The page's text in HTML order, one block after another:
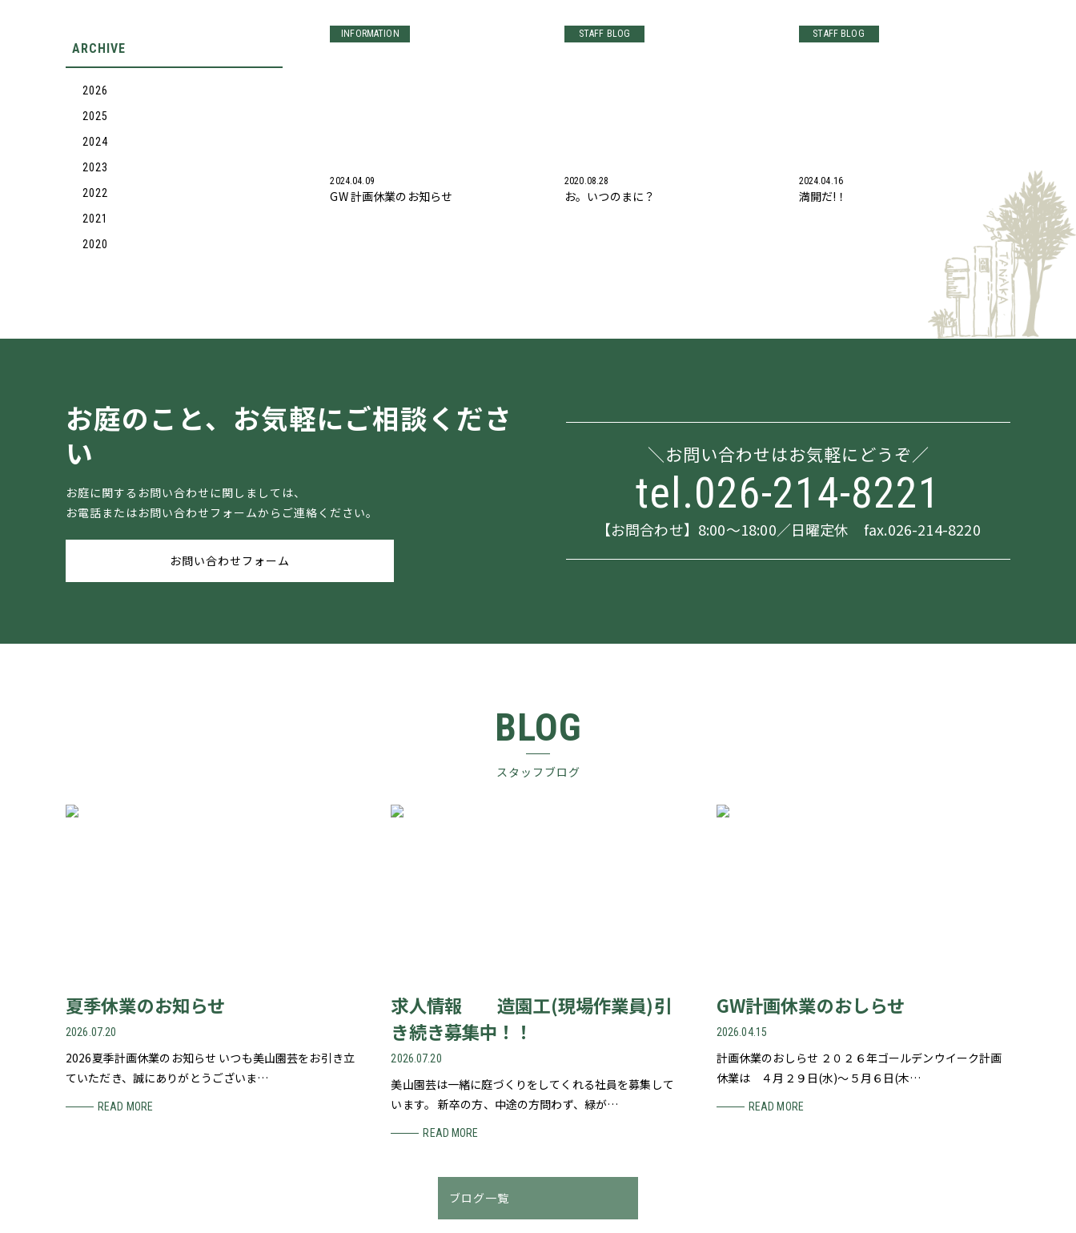
INFORMATION
2024.04.09
GW 計画休業のお知らせ
STAFF BLOG
2020.08.28
お。いつのまに？
STAFF BLOG
2024.04.16
満開だ!！
ARCHIVE
2026
2025
2024
2023
2022
2021
2020
お庭のこと、 お気軽にご相談くださ
い
お庭に関するお問い合わせに関しましては、
お電話またはお問い合わせフォームからご連絡ください。
お問い合わせフォーム
お問い合わせはお気軽にどうぞ
tel.026-214-8221
【お問合わせ】8:00～18:00／日曜定休 fax.026-214-8220
BLOG
スタッフブログ
夏季休業のお知らせ
2026.07.20
2026夏季計画休業のお知らせ いつも美山園芸をお引き立
ていただき、誠にありがとうございま…
READ MORE
求人情報 造園工(現場作業員)引
き続き募集中！！
2026.07.20
美山園芸は一緒に庭づくりをしてくれる社員を募集して
います。 新卒の方、中途の方問わず、緑が…
READ MORE
GW計画休業のおしらせ
2026.04.15
計画休業のおしらせ ２０２６年ゴールデンウイーク計画
休業は ４月２９日(水)～５月６日(木…
READ MORE
ブログ一覧